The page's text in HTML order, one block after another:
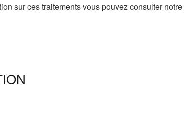
sur ces traitements vous pouvez consulter notre